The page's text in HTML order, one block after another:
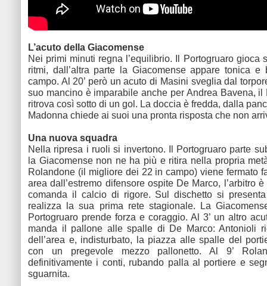
L’acuto della Giacomense
Nei primi minuti regna l’equilibrio. Il Portogruaro gioca
ritmi, dall’altra parte la Giacomense appare tonica e
campo. Al 20’ però un acuto di Masini sveglia dal
suo mancino è imparabile anche per Andrea Bavena, il
ritrova così sotto di un gol. La doccia è fredda, dalla
Madonna chiede ai suoi una pronta risposta che non
Una nuova squadra
Nella ripresa i ruoli si invertono. Il Portogruaro parte
la Giacomense non ne ha più e ritira nella propria
Rolandone (il migliore dei 22 in campo) viene fermato
area dall’estremo difensore ospite De Marco, l’arbitro
comanda il calcio di rigore. Sul dischetto si
realizza la sua prima rete stagionale. La
Portogruaro prende forza e coraggio. Al 3’ un altro
manda il pallone alle spalle di De Marco: Antonioli
dell’area e, indisturbato, la piazza alle spalle del
con un pregevole mezzo pallonetto. Al 9’
definitivamente i conti, rubando palla al portiere e
sguarnita.